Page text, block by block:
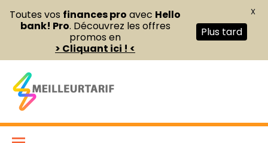
contenu
Meilleur Tarif
Toutes vos finances pro avec Hello
bank! Pro. Découvrez les offres
promos en
> Cliquant ici ! <
Plus tard
X